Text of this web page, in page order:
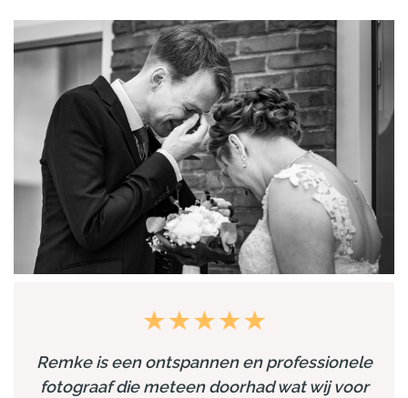
Remke is een ontspannen en professionele
fotograaf die meteen doorhad wat wij voor